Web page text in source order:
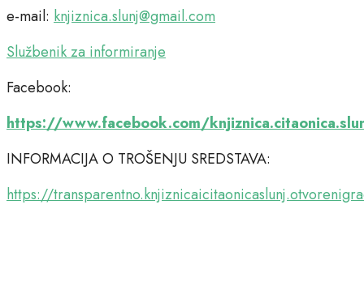
e-mail: knjiznica.slunj@gmail.com
Službenik za informiranje
Facebook:
https://www.facebook.com/
INFORMACIJA O TROŠENJU SREDSTAVA:
https://